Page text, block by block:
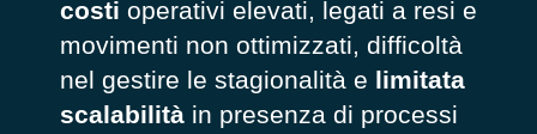
costi operativi elevati, legati a resi e
movimenti non ottimizzati, difficoltà
nel gestire le stagionalità e limitata
scalabilitàin presenza di processi